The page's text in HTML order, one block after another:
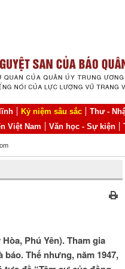
Kỷ niệm sâu sắc
Thư -
Việt Nam Văn học - Sự kiện
Phú Yên). Tham gia
Thế nhưng, năm 1947,